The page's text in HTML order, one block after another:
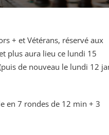
+ et Vétérans, réservé aux
plus aura lieu ce lundi 15
de nouveau le lundi 12
en 7 rondes de 12 min + 3